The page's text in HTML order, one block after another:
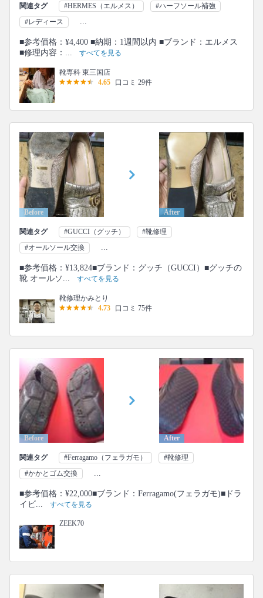
関連タグ #HERMES（エルメス）
#ハーフソール補強
#レディース
...
■参考価格：¥4,400 ■納期：1週間以内 ■ブランド：エルメス
■修理内容：...
すべてを見る
靴専科 東三国店
4.65
口コミ 29件
Before After
関連タグ #GUCCI（グッチ）
#靴修理
#オールソール交換
...
■参考価格：¥13,824■ブランド：グッチ（GUCCI）■グッチの
靴 オールソ...
すべてを見る
靴修理かみとり
4.73
口コミ 75件
Before After
関連タグ #Ferragamo（フェラガモ）
#靴修理
#かかとゴム交換
...
■参考価格：¥22,000■ブランド：Ferragamo(フェラガモ)■ドラ
イビ...
すべてを見る
ZEEK70